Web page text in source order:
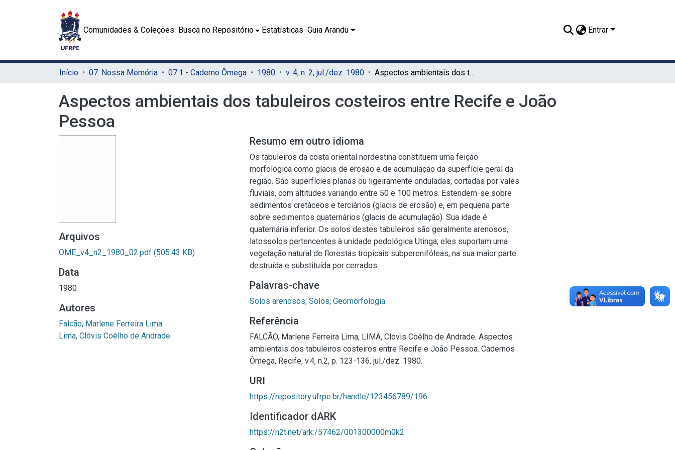
Comunidades & Coleções Busca no Repositório Estatísticas Guia Arandu Entrar
Início 07. Nossa Memória 07.1 - Caderno Ômega 1980 v. 4, n. 2, jul./dez. 1980 Aspectos ambientais dos tabuleiros costeiros entre Recife e João Pessoa
Aspectos ambientais dos tabuleiros costeiros entre Recife e João
Pessoa
Arquivos
OME_v4_n2_1980_02.pdf (505.43 KB)
Data
1980
Autores
Falcão, Marlene Ferreira Lima
Lima, Clóvis Coêlho de Andrade
Resumo em outro idioma
Os tabuleiros da costa oriental nordestina constituem uma feição
morfológica como glacis de erosão e de acumulação da superfície geral da
região. São superfícies planas ou ligeiramente onduladas, cortadas por vales
fluviais, com altitudes variando entre 50 e 100 metros. Estendem-se sobre
sedimentos cretáceos e terciários (glacis de erosão) e, em pequena parte
sobre sedimentos quaternários (glacis de acumulação). Sua idade é
quaternária inferior. Os solos destes tabuleiros são geralmente arenosos,
latossolos pertencentes à unidade pedológica Utinga; eles suportam uma
vegetação natural de florestas tropicais subperenifóleas, na sua maior parte
destruída e substituída por cerrados.
Palavras-chave
Solos arenosos; Solos; Geomorfologia
Referência
FALCÃO, Marlene Ferreira Lima; LIMA, Clóvis Coêlho de Andrade. Aspectos
ambientais dos tabuleiros costeiros entre Recife e João Pessoa. Cadernos
Ômega, Recife, v.4, n.2, p. 123-136, jul./dez. 1980.
URI
https://repository.ufrpe.br/handle/123456789/196
Identificador dARK
https://n2t.net/ark:/57462/001300000m0k2